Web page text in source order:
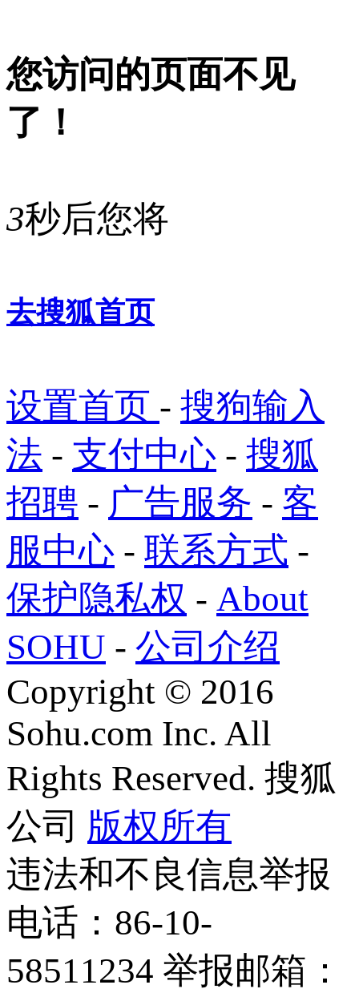
您访问的页面不见
了！
3秒后您将
去搜狐首页
设置首页 - 搜狗输入
法 - 支付中心 - 搜狐
招聘 - 广告服务 - 客
服中心 - 联系方式 -
保护隐私权 - About
SOHU - 公司介绍
Copyright © 2016
Sohu.com Inc. All
Rights Reserved. 搜狐
公司 版权所有
违法和不良信息举报
电话：86-10-
58511234 举报邮箱：